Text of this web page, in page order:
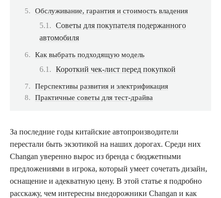
Обслуживание, гарантия и стоимость владения
Советы для покупателя подержанного
автомобиля
Как выбрать подходящую модель
Короткий чек-лист перед покупкой
Перспективы развития и электрификация
Практичные советы для тест-драйва
За последние годы китайские автопроизводители
перестали быть экзотикой на наших дорогах. Среди них
Changan уверенно вырос из бренда с бюджетными
предложениями в игрока, который умеет сочетать дизайн,
оснащение и адекватную цену. В этой статье я подробно
расскажу, чем интересны внедорожники Changan и как